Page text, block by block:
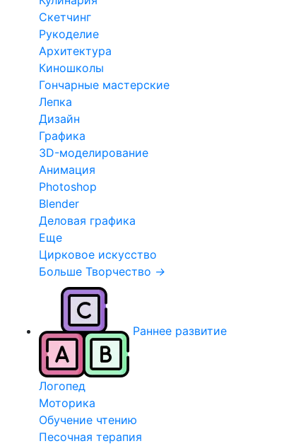
Скетчинг
Рукоделие
Архитектура
Киношколы
Гончарные мастерские
Лепка
Дизайн
Графика
3D-моделирование
Анимация
Photoshop
Blender
Деловая графика
Еще
Цирковое искусство
Больше Творчество →
Раннее развитие
Логопед
Моторика
Обучение чтению
Песочная терапия